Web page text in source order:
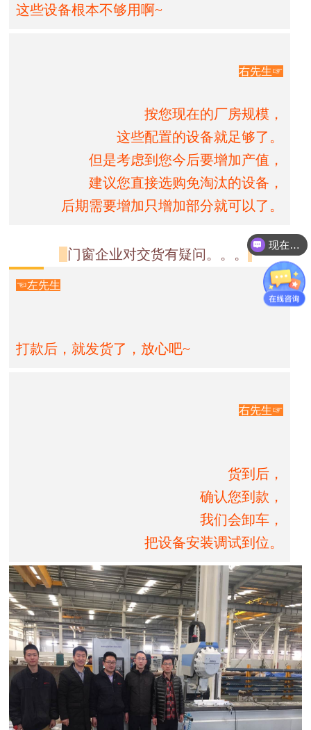
这些设备根本不够用啊~
右先生☞
按您现在的厂房规模，
这些配置的设备就足够了。
但是考虑到您今后要增加产值，
建议您直接选购免淘汰的设备，
后期需要增加只增加部分就可以了。
门窗企业对交货有疑问。。。
☜左先生
打款后，就发货了，放心吧~
右先生☞
货到后，
确认您到款，
我们会卸车，
把设备安装调试到位。
现在有优惠活动么？